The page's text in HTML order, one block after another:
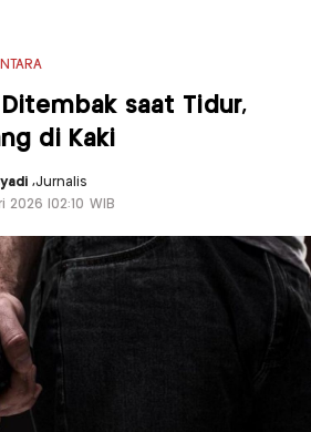
Ditembak saat Tidur,
di Kaki
,Jurnalis
2026 |02:10 WIB